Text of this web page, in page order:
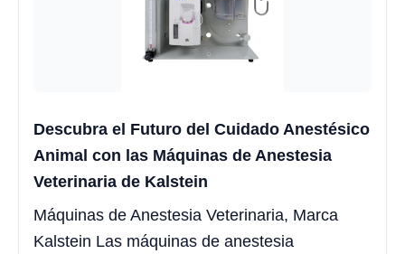
Descubra el Futuro del Cuidado Anestésico
Animal con las Máquinas de Anestesia
Veterinaria de Kalstein
Máquinas de Anestesia Veterinaria, Marca
Kalstein Las máquinas de anestesia